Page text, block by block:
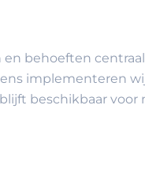
behoeften
implementeren
beschikbaar